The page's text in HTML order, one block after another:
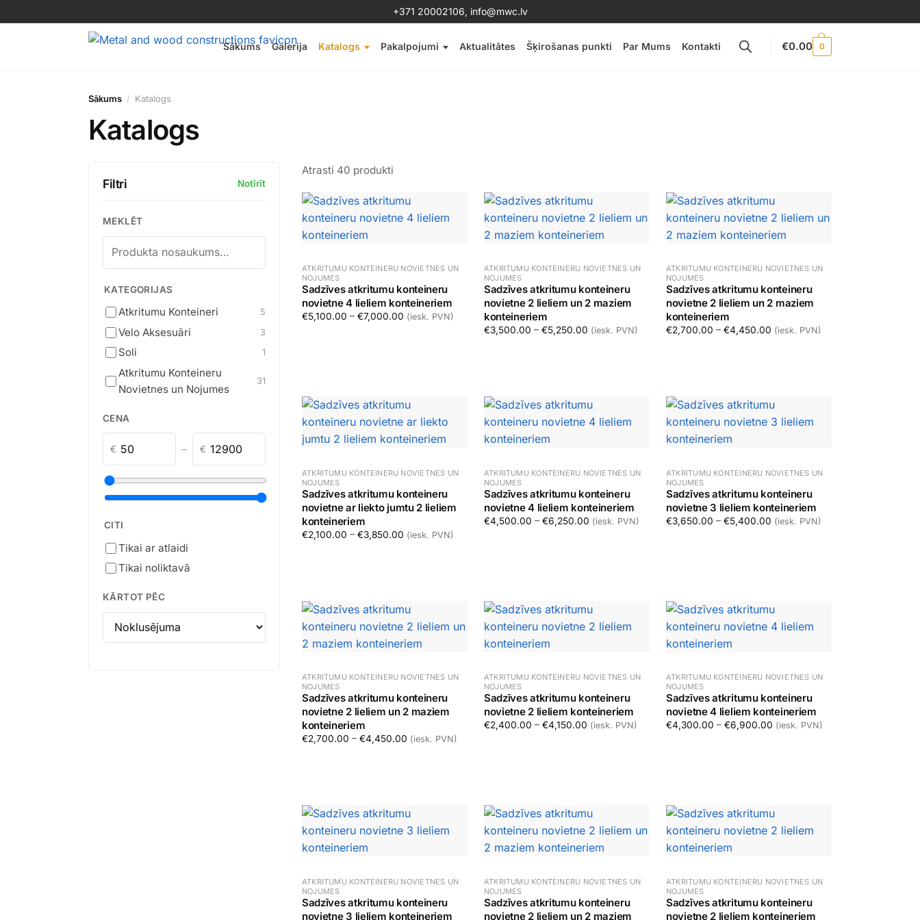
+371 20002106, info@mwc.lv
Sākums Galerija Katalogs Pakalpojumi Aktualitātes Šķirošanas punkti Par Mums Kontakti €0.00 0
Sākums Katalogs
Katalogs
Filtri Notīrīt
MEKLĒT
KATEGORIJAS
Atkritumu Konteineri 5
Velo Aksesuāri 3
Soli 1
Atkritumu Konteineru
Novietnes un Nojumes
31
CENA
€ – €
CITI
Tikai ar atlaidi
Tikai noliktavā
KĀRTOT PĒC
Atrasti 40 produkti
ATKRITUMU KONTEINERU NOVIETNES UN
NOJUMES
Sadzīves atkritumu konteineru
novietne 4 lieliem konteineriem
€5,100.00 – €7,000.00Price range: €5,100.00 through €7,000.00
(iesk. PVN)
Izvēlēties
ATKRITUMU KONTEINERU NOVIETNES UN
NOJUMES
Sadzīves atkritumu konteineru
novietne 2 lieliem un 2 maziem
konteineriem
€3,500.00 – €5,250.00Price range: €3,500.00 through €5,250.00
(iesk. PVN)
Izvēlēties
ATKRITUMU KONTEINERU NOVIETNES UN
NOJUMES
Sadzīves atkritumu konteineru
novietne 2 lieliem un 2 maziem
konteineriem
€2,700.00 – €4,450.00 Price range: €2,700.00 through
(iesk. PVN)
Izvēlēties
ATKRITUMU KONTEINERU NOVIETNES UN
NOJUMES
Sadzīves atkritumu konteineru
novietne ar liekto jumtu 2 lieliem
konteineriem
€2,100.00 – €3,850.00Price range: €2,100.00 through €3,850.00
(iesk. PVN)
Izvēlēties
ATKRITUMU KONTEINERU NOVIETNES UN
NOJUMES
Sadzīves atkritumu konteineru
novietne 4 lieliem konteineriem
€4,500.00 – €6,250.00Price range: €4,500.00 through €6,250.00
(iesk. PVN)
Izvēlēties
ATKRITUMU KONTEINERU NOVIETNES UN
NOJUMES
Sadzīves atkritumu konteineru
novietne 3 lieliem konteineriem
€3,650.00 – €5,400.00 Price range: €3,650.00 through
(iesk. PVN)
Izvēlēties
ATKRITUMU KONTEINERU NOVIETNES UN
NOJUMES
Sadzīves atkritumu konteineru
novietne 2 lieliem un 2 maziem
konteineriem
€2,700.00 – €4,450.00Price range: €2,700.00 through €4,450.00
(iesk. PVN)
Izvēlēties
ATKRITUMU KONTEINERU NOVIETNES UN
NOJUMES
Sadzīves atkritumu konteineru
novietne 2 lieliem konteineriem
€2,400.00 – €4,150.00Price range: €2,400.00 through €4,150.00
(iesk. PVN)
Izvēlēties
ATKRITUMU KONTEINERU NOVIETNES UN
NOJUMES
Sadzīves atkritumu konteineru
novietne 4 lieliem konteineriem
€4,300.00 – €6,900.00 Price range: €4,300.00 through
(iesk. PVN)
Izvēlēties
ATKRITUMU KONTEINERU NOVIETNES UN
NOJUMES
Sadzīves atkritumu konteineru
novietne 3 lieliem konteineriem
ATKRITUMU KONTEINERU NOVIETNES UN
NOJUMES
Sadzīves atkritumu konteineru
novietne 2 lieliem un 2 maziem
ATKRITUMU KONTEINERU NOVIETNES UN
NOJUMES
Sadzīves atkritumu konteineru
novietne 2 lieliem konteineriem